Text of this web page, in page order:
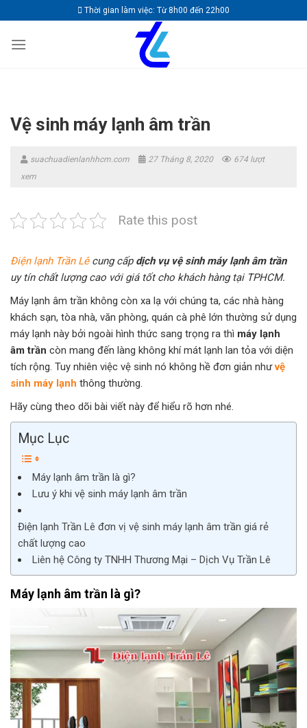
to
content
Thời gian làm việc: Từ 8h00 đến 22h00
Vệ sinh máy lạnh âm trần
suachuadienlanhhcm.com 27 Tháng 8, 2020
674 lượt
xem
Rate this post
Điện lạnh Trần Lêcung cấp dịch vụ vệ sinh máy lạnh âm trần
uy tín chất lượng cao với giá tốt cho khách hàng tại TPHCM.
Máy lạnh âm trần không còn xa lạ với chúng ta, các nhà hàng
khách sạn, tòa nhà, văn phòng, quán cà phê lớn thường sử dụng
máy lạnh này bởi ngoài hình thức sang trọng ra thì máy lạnh
âm trần còn mang đến làng không khí mát lạnh lan tỏa với diện
tích rộng. Tuy nhiên việc vệ sinh nó không hề đơn giản nhưvệ
sinh máy lạnh thông thường.
Hãy cùng theo dõi bài viết này để hiểu rõ hơn nhé.
Mục Lục
Máy lạnh âm trần là gì?
Lưu ý khi vệ sinh máy lạnh âm trần
Điện lạnh Trần Lê đơn vị vệ sinh máy lạnh âm trần giá rẻ
chất lượng cao
Liên hệ Công ty TNHH Thương Mại – Dịch Vụ Trần Lê
Máy lạnh âm trần là gì?